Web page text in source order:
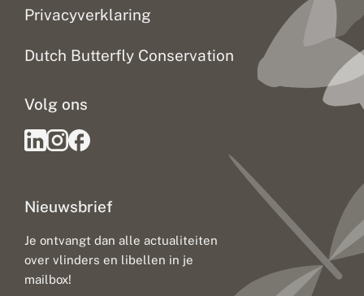
Privacyverklaring
Dutch Butterfly Conservation
Nieuwsbrief
Je ontvangt dan alle actualiteiten
over vlinders en libellen in je
mailbox!
Volg ons